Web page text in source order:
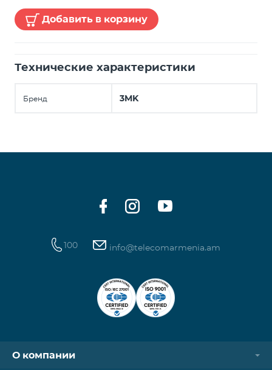
Добавить в корзину
Технические характеристики
Бренд 3MK
100 info@telecomarmenia.am
О компании